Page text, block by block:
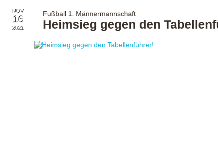
NOV
16
2021
Fußball 1. Männermannschaft
Heimsieg gegen den